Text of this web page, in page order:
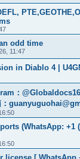
odd time
11:47
in Diablo 4 |
：
(WhatsApp: +1
license [